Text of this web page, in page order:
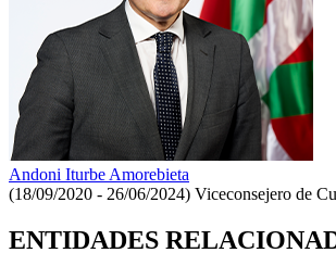
Andoni Iturbe Amorebieta
(18/09/2020 - 26/06/2024) Viceconsejero de
ENTIDADES